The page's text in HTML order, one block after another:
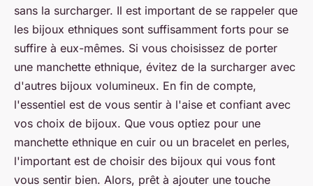
sans la surcharger. Il est important de se rappeler que
les bijoux ethniques sont suffisamment forts pour se
suffire à eux-mêmes. Si vous choisissez de porter
une manchette ethnique, évitez de la surcharger avec
d'autres bijoux volumineux. En fin de compte,
l'essentiel est de vous sentir à l'aise et confiant avec
vos choix de bijoux. Que vous optiez pour une
manchette ethnique en cuir ou un bracelet en perles,
l'important est de choisir des bijoux qui vous font
vous sentir bien. Alors, prêt à ajouter une touche